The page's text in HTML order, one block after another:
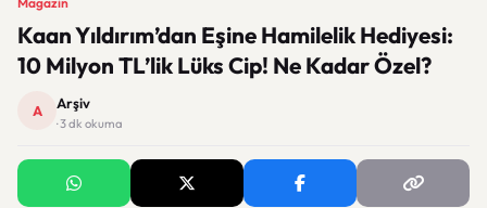
Kaan Yıldırım’dan Eşine Hamilelik Hediyesi:
10 Milyon TL’lik Lüks Cip! Ne Kadar Özel?
A Arşiv
· 3 dk okuma